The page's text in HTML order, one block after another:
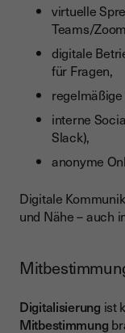
virtuelle
Teams/
digitale
für Fragen,
interne
Slack),
anonyme
Digitale
und Nähe – auch
Digitalisierung ist
Mitbestimmung